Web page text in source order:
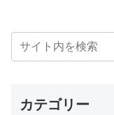
カテゴリー